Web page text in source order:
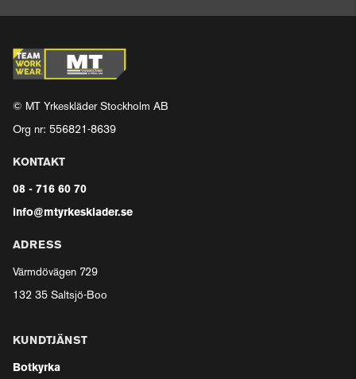
© MT Yrkeskläder Stockholm AB
Org nr: 556821-8639
KONTAKT
08 - 716 60 70
info@mtyrkesklader.se
ADRESS
Värmdövägen 729
132 35 Saltsjö-Boo
KUNDTJÄNST
Botkyrka